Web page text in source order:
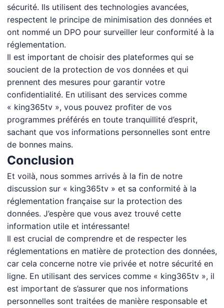
sécurité. Ils utilisent des technologies avancées,
respectent le principe de minimisation des données et
ont nommé un DPO pour surveiller leur conformité à la
réglementation.
Il est important de choisir des plateformes qui se
soucient de la protection de vos données et qui
prennent des mesures pour garantir votre
confidentialité. En utilisant des services comme
« king365tv », vous pouvez profiter de vos
programmes préférés en toute tranquillité d’esprit,
sachant que vos informations personnelles sont entre
de bonnes mains.
Conclusion
Et voilà, nous sommes arrivés à la fin de notre
discussion sur « king365tv » et sa conformité à la
réglementation française sur la protection des
données. J’espère que vous avez trouvé cette
information utile et intéressante!
Il est crucial de comprendre et de respecter les
réglementations en matière de protection des données,
car cela concerne notre vie privée et notre sécurité en
ligne. En utilisant des services comme « king365tv », il
est important de s’assurer que nos informations
personnelles sont traitées de manière responsable et